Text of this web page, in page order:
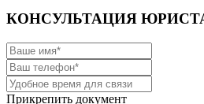
КОНСУЛЬТАЦИЯ
Прикрепить документ